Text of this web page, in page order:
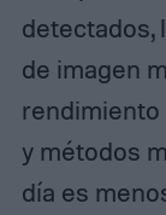
detectados,
de imagen
rendimiento
y métodos
día es